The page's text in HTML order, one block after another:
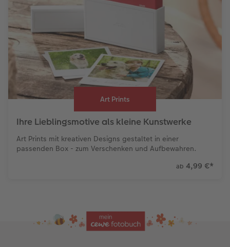
Art Prints
Ihre Lieblingsmotive als kleine Kunstwerke
Art Prints mit kreativen Designs gestaltet in einer
passenden Box - zum Verschenken und Aufbewahren.
ab 4,99 €*